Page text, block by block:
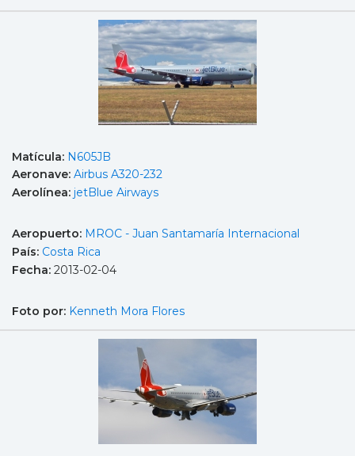
Matícula: N605JB
Aeronave: Airbus A320-232
Aerolínea: jetBlue Airways
Aeropuerto: MROC - Juan Santamaría Internacional
País: Costa Rica
Fecha: 2013-02-04
Foto por: Kenneth Mora Flores